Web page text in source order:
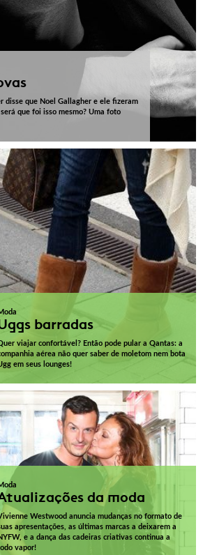
disse que Noel Gallagher e ele fizeram
que foi isso mesmo? Uma foto
barradas
viajar confortável? Então pode pular a Qantas: a
aérea não quer saber de moletom nem bota
em seus lounges!
da moda
Westwood anuncia mudanças no formato de
apresentações, as últimas marcas a deixarem a
e a dança das cadeiras criativas continua a
vapor!